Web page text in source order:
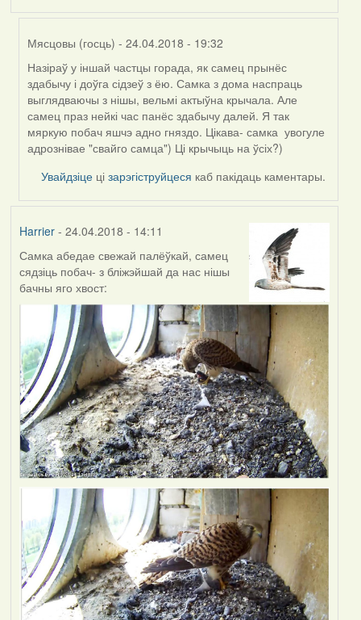
Мясцовы (госць) - 24.04.2018 - 19:32
In
reply
to
by
Harrier
Назіраў у іншай частцы горада, як самец прынёс
здабычу і доўга сідзеў з ёю. Самка з дома наспраць
выглядваючы з нішы, вельмі актыўна крычала. Але
самец праз нейкі час панёс здабычу далей. Я так
мяркую побач яшчэ адно гняздо. Цікава- самка увогуле
адрознівае "свайго самца") Ці крычыць на ўсіх?)
Увайдзіце цізарэгіструйцеся каб пакідаць каментары.
Harrier- 24.04.2018 - 14:11
Самка абедае свежай палёўкай, самец
сядзіць побач- з бліжэйшай да нас нішы
бачны яго хвост: